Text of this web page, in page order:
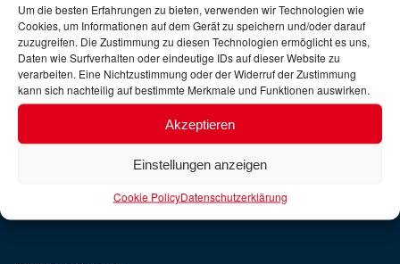
Um die besten Erfahrungen zu bieten, verwenden wir Technologien wie
Cookies, um Informationen auf dem Gerät zu speichern und/oder darauf
zuzugreifen. Die Zustimmung zu diesen Technologien ermöglicht es uns,
Daten wie Surfverhalten oder eindeutige IDs auf dieser Website zu
verarbeiten. Eine Nichtzustimmung oder der Widerruf der Zustimmung
kann sich nachteilig auf bestimmte Merkmale und Funktionen auswirken.
Akzeptieren
Einstellungen anzeigen
Cookie PolicyDatenschutzerklärung
Luftfracht-Spedition: Von Deutschland in alle Welt
Lagerlogistik
Discounterlogistik
Amazon FBA Logistik